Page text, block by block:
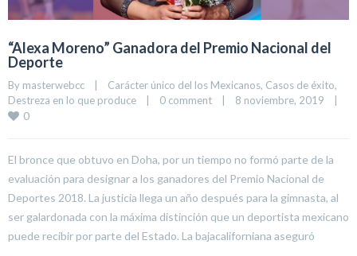
“Alexa Moreno” Ganadora del Premio Nacional del
Deporte
By masterwebcc | Carácter único del los Mexicanos, Casos de éxito
Destreza en lo que produce
| 0 comment | 8 noviembre, 2019 |
0
El bronce que obtuvo en Doha, por un tiempo no formó parte de la
evaluación para designar a los ganadores del Premio Nacional de
Deportes 2018. La justicia llega un año después para la gimnasta, al
ser galardonada con la máxima distinción que un deportista mexicano
puede recibir por parte del Estado. La bajacaliforniana aseguró